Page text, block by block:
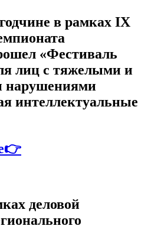
в рамках IX
«Фестиваль
лиц с тяжелыми и
нарушениями
интеллектуальные
деловой